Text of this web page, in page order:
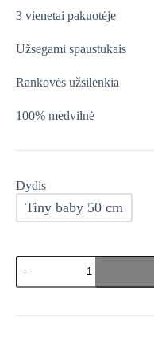
€16,99.
€14,44.
3 vienetai pakuotėje
Užsegami spaustukais
Rankovės užsilenkia
100% medvilnė
Dydis
Tiny baby 50 cm
produkto
kiekis:
George
3